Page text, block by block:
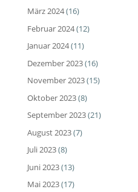
März 2024(16)
Februar 2024(12)
Januar 2024(11)
Dezember 2023(16)
November 2023(15)
Oktober 2023(8)
September 2023(21)
August 2023(7)
Juli 2023(8)
Juni 2023(13)
Mai 2023(17)